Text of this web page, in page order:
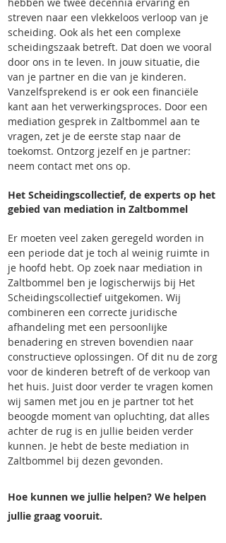
streven naar een vlekkeloos verloop van je
scheiding. Ook als het een complexe
scheidingszaak betreft. Dat doen we vooral
door ons in te leven. In jouw situatie, die
van je partner en die van je kinderen.
Vanzelfsprekend is er ook een financiële
kant aan het verwerkingsproces. Door een
mediation gesprek in Zaltbommel aan te
vragen, zet je de eerste stap naar de
toekomst. Ontzorg jezelf en je partner:
neem contact met ons op.
Het Scheidingscollectief, de experts op het
gebied van mediation in Zaltbommel
Er moeten veel zaken geregeld worden in
een periode dat je toch al weinig ruimte in
je hoofd hebt. Op zoek naar mediation in
Zaltbommel ben je logischerwijs bij Het
Scheidingscollectief uitgekomen. Wij
combineren een correcte juridische
afhandeling met een persoonlijke
benadering en streven bovendien naar
constructieve oplossingen. Of dit nu de zorg
voor de kinderen betreft of de verkoop van
het huis. Juist door verder te vragen komen
wij samen met jou en je partner tot het
beoogde moment van opluchting, dat alles
achter de rug is en jullie beiden verder
kunnen. Je hebt de beste mediation in
Zaltbommel bij dezen gevonden.
Hoe kunnen we jullie helpen? We helpen
jullie graag vooruit.